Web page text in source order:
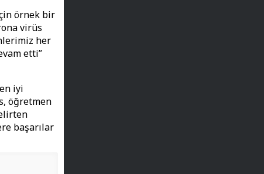
örnek bir
virüs
her
etti”
iyi
öğretmen
başarılar